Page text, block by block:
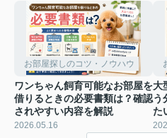
お部屋探しのコツ・ノウハウ
ワンちゃん飼育可能なお部屋を
借りるときの必要書類は？確認
されやすい内容を解説
2026.05.16
大
う
た